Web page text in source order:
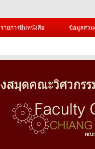
รายการยืมหนังสือ ข้อมูลส่ว